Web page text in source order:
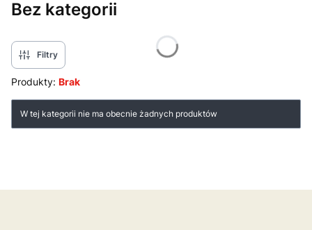
Bez kategorii
Filtry
Produkty: Brak
Lista produktów
W tej kategorii nie ma obecnie żadnych produktów